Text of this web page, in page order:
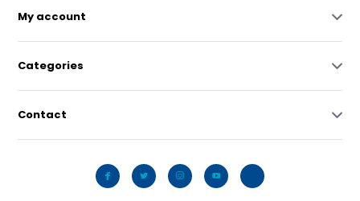
My account
Categories
Contact